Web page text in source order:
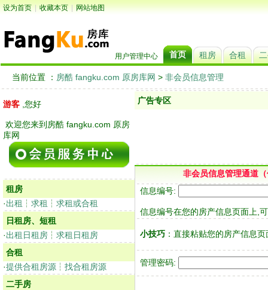
设为首页 | 收藏本页 | 网站地图
用户管理中心 首页 租房 合租
当前位置 ： 房酷 fangku.com 原房库网 > 非会员信息管理
游客 ,您好
欢迎您来到房酷 fangku.com 原房
库网
租房
·出租 ┆ 求租 ┆ 求租或合租
日租房、短租
·出租日租房 ┆ 求租日租房
合租
·提供合租房源 ┆ 找合租房源
二手房
广告专区
非会员信息管理通道
信息编号:
信息编号在您的房产信息页面上,
小技巧 ：直接粘贴您的房产信息
管理密码: